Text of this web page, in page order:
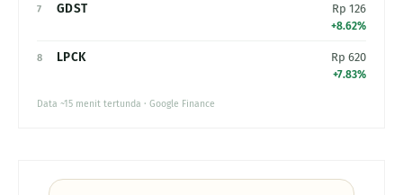
7 GDST Rp 126
+8.62%
8 LPCK Rp 620
+7.83%
Data ~15 menit tertunda · Google Finance